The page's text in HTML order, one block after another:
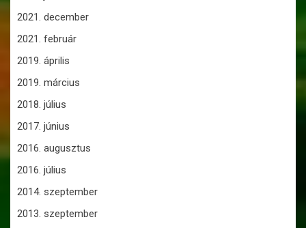
2021. december
2021. február
2019. április
2019. március
2018. július
2017. június
2016. augusztus
2016. július
2014. szeptember
2013. szeptember